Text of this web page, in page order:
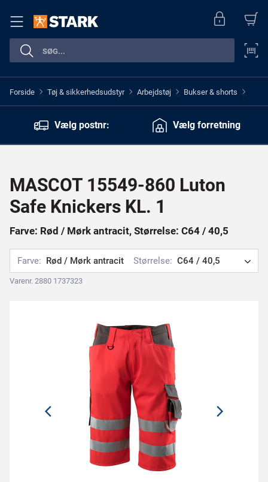
Forside > Tøj & sikkerhedsudstyr > Arbejdstøj > Bukser & shorts >
Vælg postnr: Vælg forretning
MASCOT 15549-860 Luton
Safe Knickers KL. 1
Farve: Rød / Mørk antracit, Størrelse: C64 / 40,5
Farve: Rød / Mørk antracit Størrelse: C64 / 40,5
Varenr. 2880 1737323